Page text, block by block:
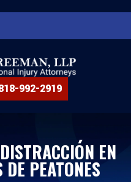
992-2919
EN
DE PEATONES